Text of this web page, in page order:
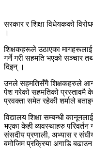
सरकार र शिक्षा विधेयकको
।
शिक्षकहरूले उठाएका मागहरूलाई
गर्ने गरी सहमति भएको सञ्चार
दिइन् ।
उनले सहमतिसँगै शिक्षकहरुले
पेश गरेको सहमतिको प्रस्तावमै
प्रवक्ता समेत रहेकी शर्माले
विद्यालय शिक्षा सम्बन्धी
भएका केही व्यवस्थाहरु परिवर्तन
संसदीय प्रणाली, अभ्यास र
बमोजिम प्रक्रिया अगाडि